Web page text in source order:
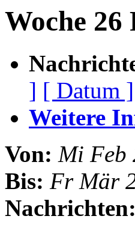
Woche
] [ Datum ]
Weitere
Von: Mi Feb
Bis: Fr Mär
Nachrichten: